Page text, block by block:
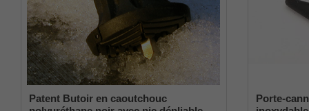
Patent Butoir en caoutchouc
Porte-